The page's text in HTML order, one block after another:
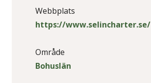
Webbplats
https://www.selincharter.se/
Område
Bohuslän